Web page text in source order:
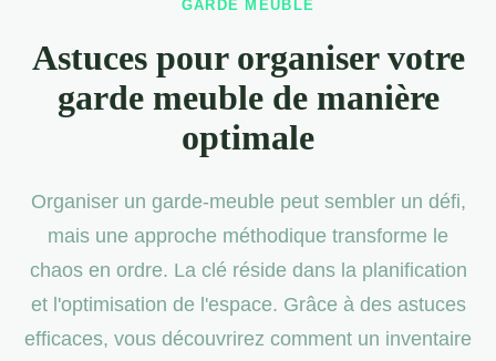
GARDE MEUBLE
Astuces pour organiser votre
garde meuble de manière
optimale
Organiser un garde-meuble peut sembler un défi,
mais une approche méthodique transforme le
chaos en ordre. La clé réside dans la planification
et l'optimisation de l'espace. Grâce à des astuces
efficaces, vous découvrirez comment un inventaire